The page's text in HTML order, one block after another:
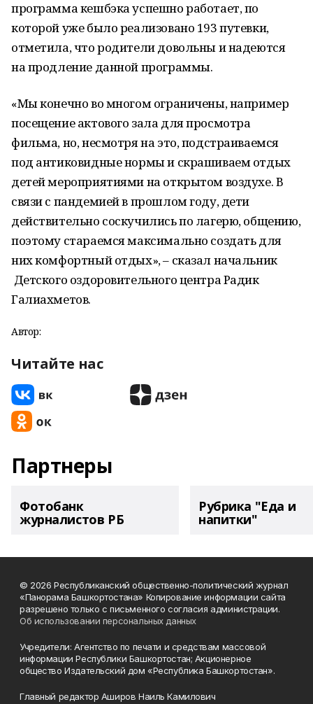
программа кешбэка успешно работает, по
которой уже было реализовано 193 путевки,
отметила, что родители довольны и надеются
на продление данной программы.
«Мы конечно во многом ограничены, например
посещение актового зала для просмотра
фильма, но, несмотря на это, подстраиваемся
под антиковидные нормы и скрашиваем отдых
детей мероприятиями на открытом воздухе. В
связи с пандемией в прошлом году, дети
действительно соскучились по лагерю, общению,
поэтому стараемся максимально создать для
них комфортный отдых», – сказал начальник
Детского оздоровительного центра Радик
Галиахметов.
Автор:
Читайте нас
Партнеры
Фотобанк
журналистов РБ
Рубрика "Еда и
напитки"
© 2026 Республиканский общественно-политический журнал
«Панорама Башкортостана» Копирование информации сайта
разрешено только с письменного согласия администрации.
Об использовании персональных данных
Учредители: Агентство по печати и средствам массовой
информации Республики Башкортостан; Акционерное
общество Издательский дом «Республика Башкортостан».
Главный редактор Аширов Наиль Камилович